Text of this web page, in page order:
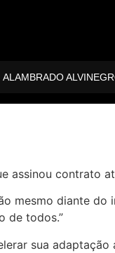
ALAMBRADO
assinou contrato
mesmo diante
de todos.”
sua